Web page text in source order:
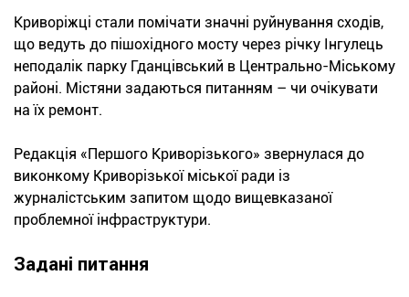
Криворіжці стали помічати значні руйнування сходів,
що ведуть до пішохідного мосту через річку Інгулець
неподалік парку Гданцівський в Центрально-Міському
районі. Містяни задаються питанням – чи очікувати
на їх ремонт.
Редакція «Першого Криворізького» звернулася до
виконкому Криворізької міської ради із
журналістським запитом щодо вищевказаної
проблемної інфраструктури.
Задані питання